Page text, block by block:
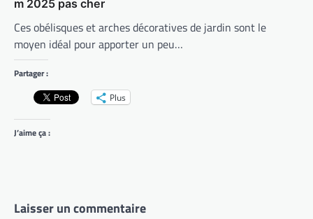
m 2025 pas cher
Ces obélisques et arches décoratives de jardin sont le
moyen idéal pour apporter un peu…
Partager :
Plus
J’aime ça :
Laisser un commentaire